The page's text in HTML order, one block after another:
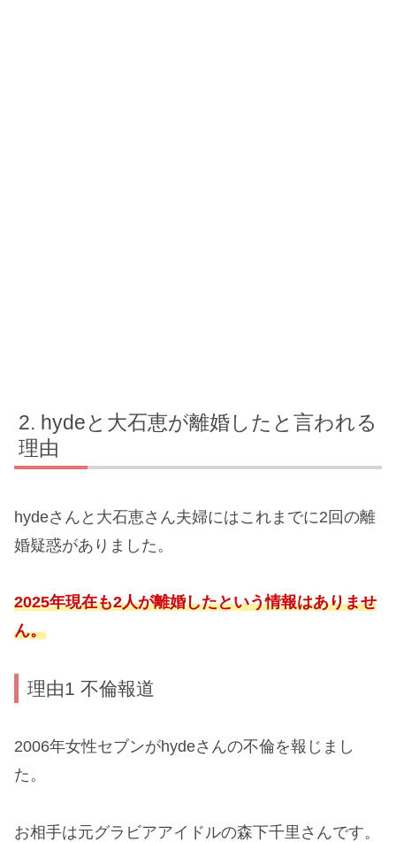
hydeと大石恵が離婚したと言われる
理由
hydeさんと大石恵さん夫婦にはこれまでに2回の離
婚疑惑がありました。
2025年現在も2人が離婚したという情報はありませ
ん。
理由1 不倫報道
2006年女性セブンがhydeさんの不倫を報じまし
た。
お相手は元グラビアアイドルの森下千里さんです。